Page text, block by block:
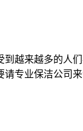
越来越多的人
专业保洁公司